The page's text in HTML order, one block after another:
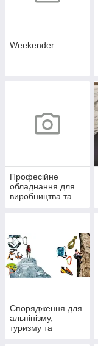
Weekender
Професійне
обладнання для
виробництва та
Спорядження для
альпінізму,
туризму та